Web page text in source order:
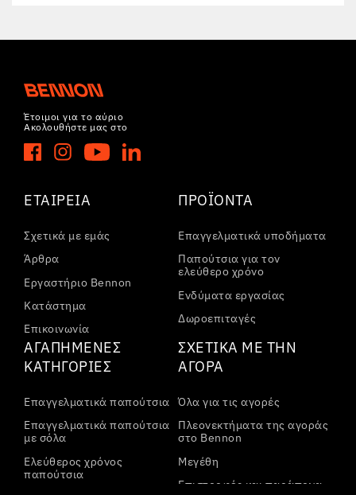
Έτοιμοι για το αύριο
Ακολουθήστε μας στο
ΕΤΑΙΡΕΊΑ
Σχετικά με εμάς
Άρθρα
Εργαστήριο Bennon
Κατάστημα
Επικοινωνία
ΠΡΟΪΌΝΤΑ
Επαγγελματικά υποδήματα
Παπούτσια για τον
ελεύθερο χρόνο
Ενδύματα εργασίας
Δωροεπιταγές
ΑΓΑΠΗΜΈΝΕΣ
ΚΑΤΗΓΟΡΊΕΣ
Επαγγελματικά παπούτσια
Επαγγελματικά παπούτσια
με σόλα
Ελεύθερος χρόνος
παπούτσια
ΣΧΕΤΙΚΆ ΜΕ ΤΗΝ
ΑΓΟΡΆ
Όλα για τις αγορές
Πλεονεκτήματα της αγοράς
στο Bennon
Μεγέθη
Επιστροφές και παράπονα